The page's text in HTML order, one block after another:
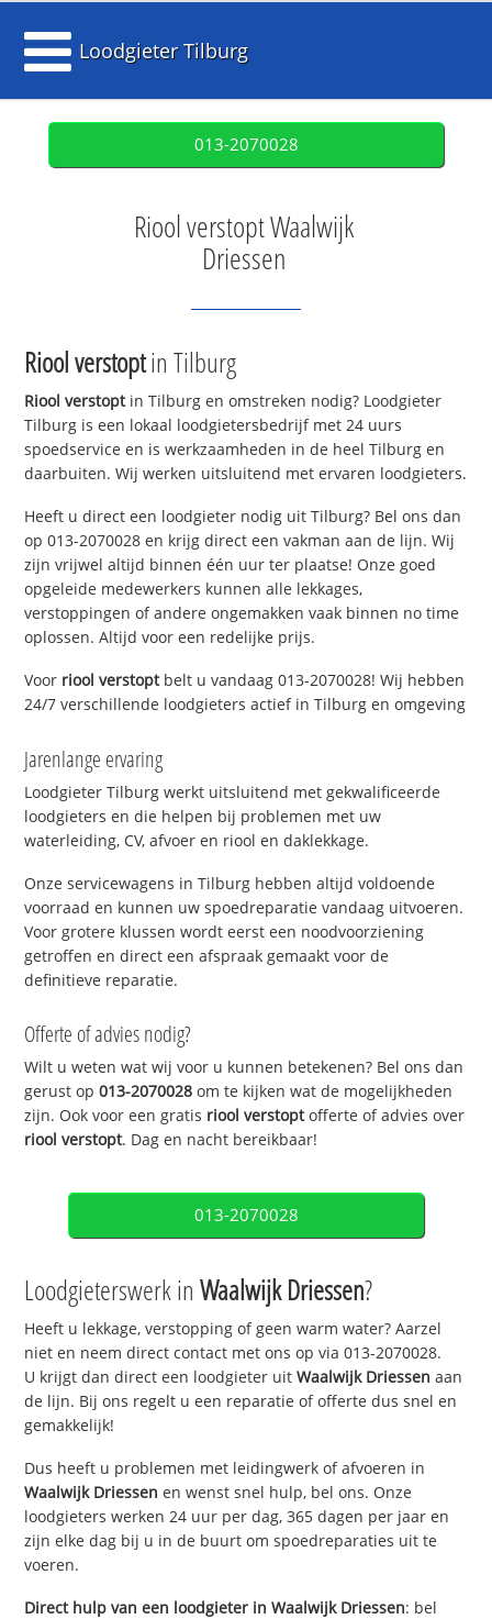
Loodgieter Tilburg
013-2070028
Riool verstopt Waalwijk
Driessen
Riool verstoptin Tilburg
Riool verstoptin Tilburg en omstreken nodig? Loodgieter
Tilburg is een lokaal loodgietersbedrijf met 24 uurs
spoedservice en is werkzaamheden in de heel Tilburg en
daarbuiten. Wij werken uitsluitend met ervaren loodgieters.
Heeft u direct een loodgieter nodig uit Tilburg? Bel ons dan
op 013-2070028 en krijg direct een vakman aan de lijn. Wij
zijn vrijwel altijd binnen één uur ter plaatse! Onze goed
opgeleide medewerkers kunnen alle lekkages,
verstoppingen of andere ongemakken vaak binnen no time
oplossen. Altijd voor een redelijke prijs.
Voor riool verstoptbelt u vandaag 013-2070028! Wij hebben
24/7 verschillende loodgieters actief in Tilburg en omgeving
Jarenlange ervaring
Loodgieter Tilburg werkt uitsluitend met gekwalificeerde
loodgieters en die helpen bij problemen met uw
waterleiding, CV, afvoer en riool en daklekkage.
Onze servicewagens in Tilburg hebben altijd voldoende
voorraad en kunnen uw spoedreparatie vandaag uitvoeren.
Voor grotere klussen wordt eerst een noodvoorziening
getroffen en direct een afspraak gemaakt voor de
definitieve reparatie.
Offerte of advies nodig?
Wilt u weten wat wij voor u kunnen betekenen? Bel ons dan
gerust op013-2070028 om te kijken wat de mogelijkheden
zijn. Ook voor een gratis riool verstoptofferte of advies over
riool verstopt. Dag en nacht bereikbaar!
013-2070028
Loodgieterswerk inWaalwijk Driessen?
Heeft u lekkage, verstopping of geen warm water? Aarzel
niet en neem direct contact met ons op via 013-2070028.
U krijgt dan direct een loodgieter uitWaalwijk Driessen aan
de lijn. Bij ons regelt u een reparatie of offerte dus snel en
gemakkelijk!
Dus heeft u problemen met leidingwerk of afvoeren in
Waalwijk Driessen en wenst snel hulp, bel ons. Onze
loodgieters werken 24 uur per dag, 365 dagen per jaar en
zijn elke dag bij u in de buurt om spoedreparaties uit te
voeren.
Direct hulp van een loodgieter inWaalwijk Driessen: bel